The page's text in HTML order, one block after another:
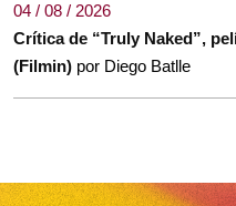
04 / 08 / 2026
Crítica de “Truly Naked”,
(Filmin) por Diego Batlle